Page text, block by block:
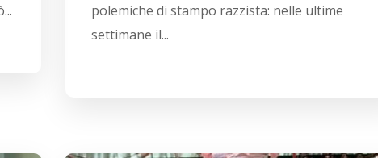
polemiche di stampo razzista: nelle ultime
settimane il...